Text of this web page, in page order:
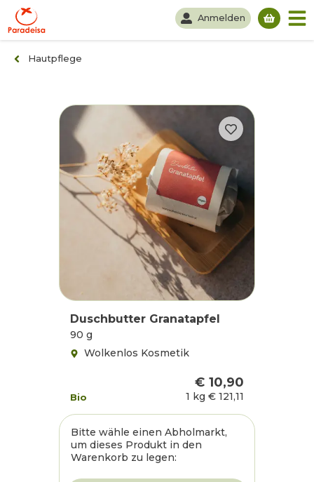
Anmelden
Hautpflege
Duschbutter Granatapfel
90 g
Wolkenlos Kosmetik
Bio
€ 10,90
1 kg € 121,11
Bitte wähle einen Abholmarkt,
um dieses Produkt in den
Warenkorb zu legen: